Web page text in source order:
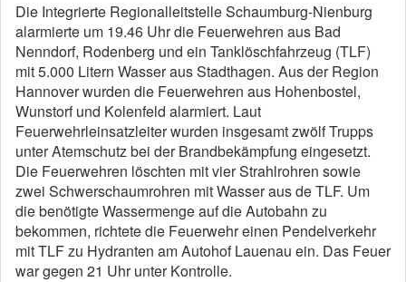
Die Integrierte Regionalleitstelle Schaumburg-Nienburg
alarmierte um 19.46 Uhr die Feuerwehren aus Bad
Nenndorf, Rodenberg und ein Tanklöschfahrzeug (TLF)
mit 5.000 Litern Wasser aus Stadthagen. Aus der Region
Hannover wurden die Feuerwehren aus Hohenbostel,
Wunstorf und Kolenfeld alarmiert. Laut
Feuerwehrleinsatzleiter wurden insgesamt zwölf Trupps
unter Atemschutz bei der Brandbekämpfung eingesetzt.
Die Feuerwehren löschten mit vier Strahlrohren sowie
zwei Schwerschaumrohren mit Wasser aus de TLF. Um
die benötigte Wassermenge auf die Autobahn zu
bekommen, richtete die Feuerwehr einen Pendelverkehr
mit TLF zu Hydranten am Autohof Lauenau ein. Das Feuer
war gegen 21 Uhr unter Kontrolle.